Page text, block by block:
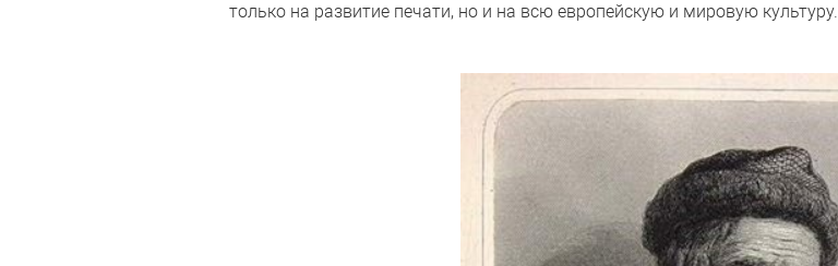
только на развитие печати, но и на всю европейскую и мировую культуру.